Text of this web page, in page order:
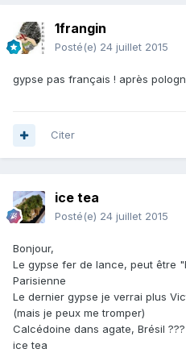
1frangin
Posté(e) 24 juillet 2015
gypse pas français ! après
Citer
ice tea
Posté(e) 24 juillet 2015
Bonjour,
Le gypse fer de lance, peut être
Parisienne
Le dernier gypse je verrai plus
(mais je peux me tromper)
Calcédoine dans agate, Brésil ???
ice tea